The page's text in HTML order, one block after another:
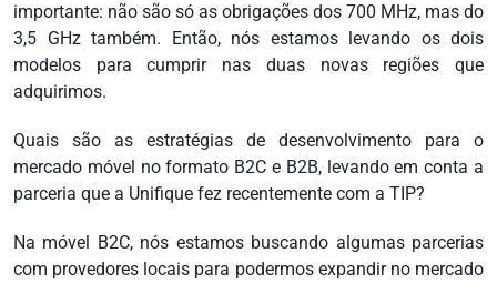
importante: não são só as obrigações dos 700 MHz, mas do
3,5 GHz também. Então, nós estamos levando os dois
modelos para cumprir nas duas novas regiões que
adquirimos.
Quais são as estratégias de desenvolvimento para o
mercado móvel no formato B2C e B2B, levando em conta a
parceria que a Unifique fez recentemente com a TIP?
Na móvel B2C, nós estamos buscando algumas parcerias
com provedores locais para podermos expandir no mercado